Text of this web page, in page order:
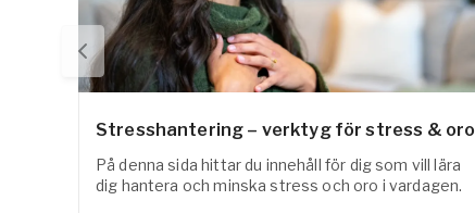
Stresshantering – verktyg för stress & oro
På denna sida hittar du innehåll för dig som vill lära
dig hantera och minska stress och oro i vardagen.